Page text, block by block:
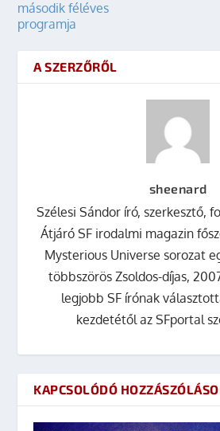
második féléves
programja
A SZERZŐRŐL
sheenard
Szélesi Sándor író, szerkesztő,
Átjáró SF irodalmi magazin
Mysterious Universe sorozat
többszörös Zsoldos-díjas,
legjobb SF írónak
kezdetétől az SFportal
KAPCSOLÓDÓ